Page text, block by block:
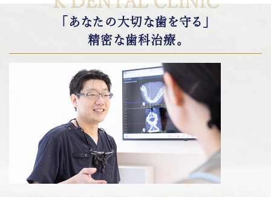
「あなたの大切な歯を守る」
精密な歯科治療。